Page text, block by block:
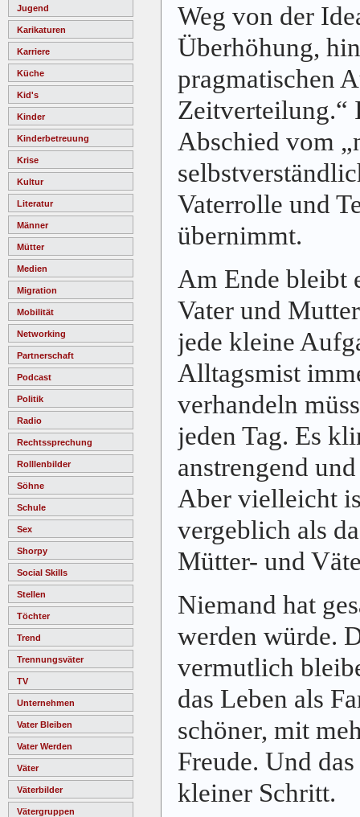
Jugend
Karikaturen
Karriere
Küche
Kid's
Kinder
Kinderbetreuung
Krise
Kultur
Literatur
Männer
Mütter
Medien
Migration
Mobilität
Networking
Partnerschaft
Podcast
Politik
Radio
Rechtssprechung
Rolllenbilder
Söhne
Schule
Sex
Shorpy
Social Skills
Stellen
Töchter
Trend
Trennungsväter
TV
Unternehmen
Vater Bleiben
Vater Werden
Väter
Väterbilder
Vätergruppen
Weg von der
Überhöhung,
pragmatischen
Zeitverteilung.“
Abschied vom
Vaterrolle und
übernimmt.
Am Ende bleibt
Vater und
jede kleine
Alltagsmist
verhandeln
jeden Tag. Es
anstrengend
Aber vielleicht
vergeblich als
Mütter- und
Niemand hat
werden würde.
vermutlich
das Leben als
schöner, mit
Freude. Und
kleiner Schritt.